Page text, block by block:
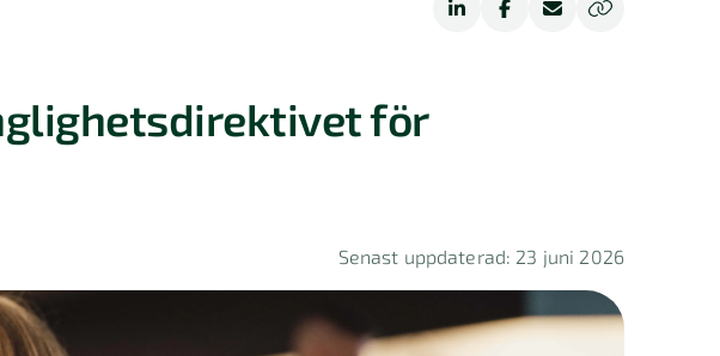
för
Senast uppdaterad: 23 juni 2026